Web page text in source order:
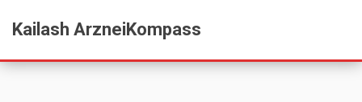
Kailash ArzneiKompass